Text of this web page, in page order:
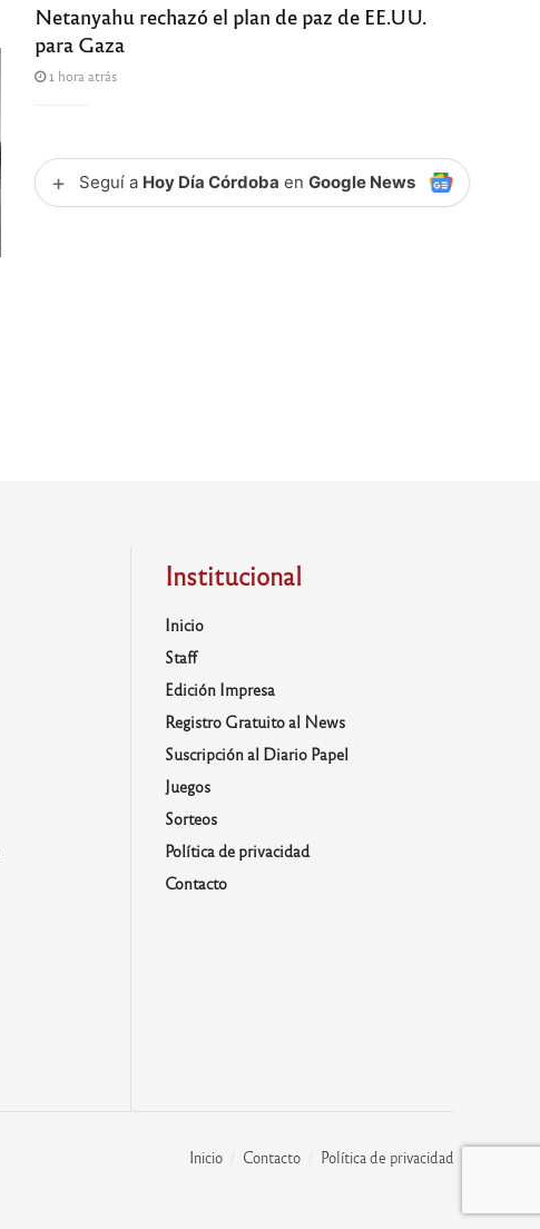
Netanyahu rechazó el plan de paz de EE.UU.
para Gaza
1 hora atrás
+ Seguí a Hoy Día Córdoba enGoogle News
Institucional
Inicio
Staff
Edición Impresa
Registro Gratuito al News
Suscripción al Diario Papel
Juegos
Sorteos
Política de privacidad
Contacto
Inicio Contacto Política de privacidad